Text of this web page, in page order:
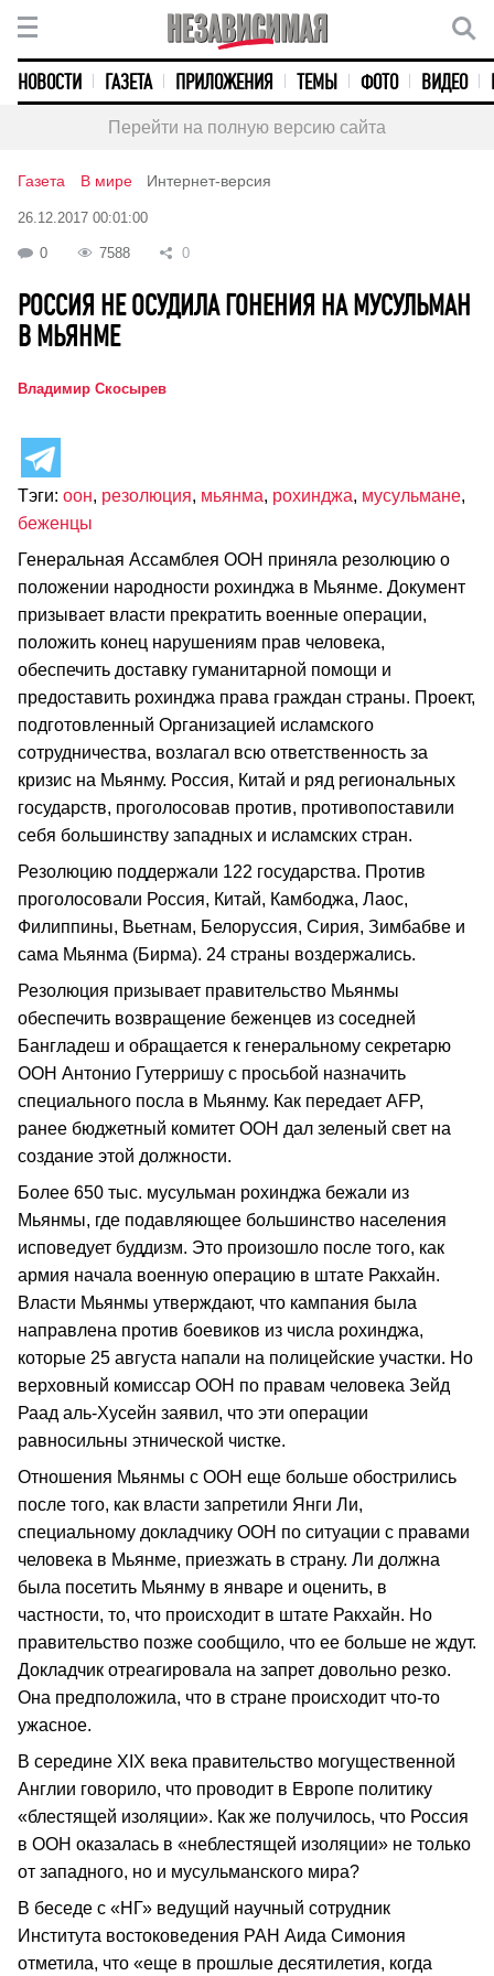
НОВОСТИ ГАЗЕТА ПРИЛОЖЕНИЯ ТЕМЫ ФОТО ВИДЕО
Перейти на полную версию сайта
Газета В мире Интернет-версия
26.12.2017 00:01:00
0 7588 0
РОССИЯ НЕ ОСУДИЛА ГОНЕНИЯ НА МУСУЛЬМАН
В МЬЯНМЕ
Владимир Скосырев
Тэги: оон, резолюция, мьянма, рохинджа, мусульмане,
беженцы
Генеральная Ассамблея ООН приняла резолюцию о
положении народности рохинджа в Мьянме. Документ
призывает власти прекратить военные операции,
положить конец нарушениям прав человека,
обеспечить доставку гуманитарной помощи и
предоставить рохинджа права граждан страны. Проект,
подготовленный Организацией исламского
сотрудничества, возлагал всю ответственность за
кризис на Мьянму. Россия, Китай и ряд региональных
государств, проголосовав против, противопоставили
себя большинству западных и исламских стран.
Резолюцию поддержали 122 государства. Против
проголосовали Россия, Китай, Камбоджа, Лаос,
Филиппины, Вьетнам, Белоруссия, Сирия, Зимбабве и
сама Мьянма (Бирма). 24 страны воздержались.
Резолюция призывает правительство Мьянмы
обеспечить возвращение беженцев из соседней
Бангладеш и обращается к генеральному секретарю
ООН Антонио Гутерришу с просьбой назначить
специального посла в Мьянму. Как передает АFP,
ранее бюджетный комитет ООН дал зеленый свет на
создание этой должности.
Более 650 тыс. мусульман рохинджа бежали из
Мьянмы, где подавляющее большинство населения
исповедует буддизм. Это произошло после того, как
армия начала военную операцию в штате Ракхайн.
Власти Мьянмы утверждают, что кампания была
направлена против боевиков из числа рохинджа,
которые 25 августа напали на полицейские участки. Но
верховный комиссар ООН по правам человека Зейд
Раад аль-Хусейн заявил, что эти операции
равносильны этнической чистке.
Отношения Мьянмы с ООН еще больше обострились
после того, как власти запретили Янги Ли,
специальному докладчику ООН по ситуации с правами
человека в Мьянме, приезжать в страну. Ли должна
была посетить Мьянму в январе и оценить, в
частности, то, что происходит в штате Ракхайн. Но
правительство позже сообщило, что ее больше не ждут.
Докладчик отреагировала на запрет довольно резко.
Она предположила, что в стране происходит что-то
ужасное.
В середине XIX века правительство могущественной
Англии говорило, что проводит в Европе политику
«блестящей изоляции». Как же получилось, что Россия
в ООН оказалась в «неблестящей изоляции» не только
от западного, но и мусульманского мира?
В беседе с «НГ» ведущий научный сотрудник
Института востоковедения РАН Аида Симония
отметила, что «еще в прошлые десятилетия, когда